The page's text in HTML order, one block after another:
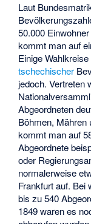
Laut
50.000
kommt man auf
Einige
tschechischer
jedoch. Vertreten
Abgeordneten
Böhmen,
kommt man auf
Abgeordnete
oder
normalerweise
Frankfurt auf. Bei
bis zu 540
1849 waren es